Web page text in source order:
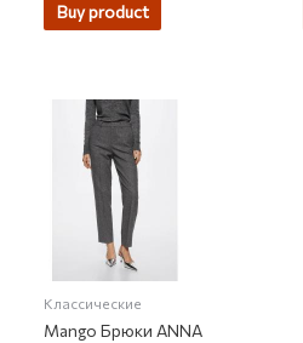
Buy product
Классические
Mango Брюки ANNA